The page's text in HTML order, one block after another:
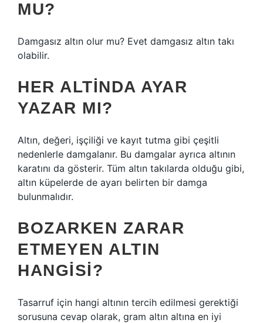
MU?
Damgasız altın olur mu? Evet damgasız altın takı
olabilir.
HER ALTINDA AYAR
YAZAR MI?
Altın, değeri, işçiliği ve kayıt tutma gibi çeşitli
nedenlerle damgalanır. Bu damgalar ayrıca altının
karatını da gösterir. Tüm altın takılarda olduğu gibi,
altın küpelerde de ayarı belirten bir damga
bulunmalıdır.
BOZARKEN ZARAR
ETMEYEN ALTIN
HANGISI?
Tasarruf için hangi altının tercih edilmesi gerektiği
sorusuna cevap olarak, gram altın altına en iyi